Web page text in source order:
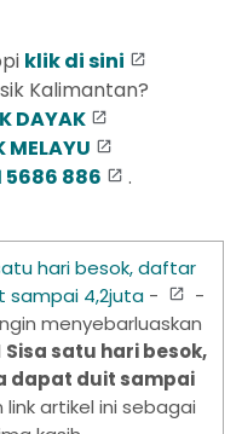
klik di sini
Kalimantan?
DAYAK
MELAYU
5686 886 .
hari besok, daftar
sampai 4,2juta -
-
menyebarluaskan
Sisa satu hari besok,
dapat duit sampai
artikel ini sebagai